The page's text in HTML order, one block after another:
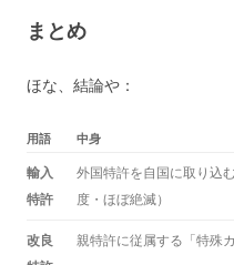
まとめ
ほな、結論や：
用語 中身
輸入
特許
外国特許を自国に取り込
度・ほぼ絶滅）
改良
親特許に従属する「特殊